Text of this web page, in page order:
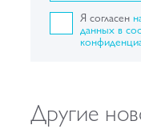
Я согласен
данных в
Другие